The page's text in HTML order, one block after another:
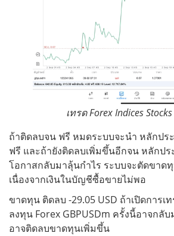
เทรด Forex Indices
ถ้าติดลบจน ฟรี หมดระบบจะนำ หลักปร
ฟรี และถ้ายังติดลบเพิ่มขึ้นอีกจน หลักป
โอกาสกลับมาลุ้นกำไร ระบบจะตัดขาด
เนื่องจากเงินในบัญชีซื้อขายไม่พอ
ขาดทุน ติดลบ -29.05 USD ถ้าเปิดการเ
ลงทุน Forex GBPUSDm ครั้งนี้อาจกลั
อาจติดลบขาดทุนเพิ่มขึ้น